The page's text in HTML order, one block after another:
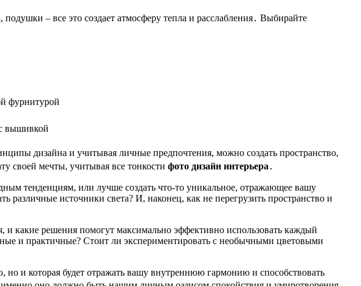
– все это создает атмосферу тепла и расслабления․ Выбирайте
фурнитурой
вышивкой
дизайна и учитывая личные предпочтения, можно создать пространство,
своей мечты, учитывая все тонкости фото дизайн интерьера ․
тенденциям, или лучше создать что-то уникальное, отражающее вашу
источники света? И, наконец, как не перегрузить пространство и
и какие решения помогут максимально эффективно использовать каждый
и практичные? Стоит ли экспериментировать с необычными цветовыми
и которая будет отражать вашу внутреннюю гармонию и способствовать